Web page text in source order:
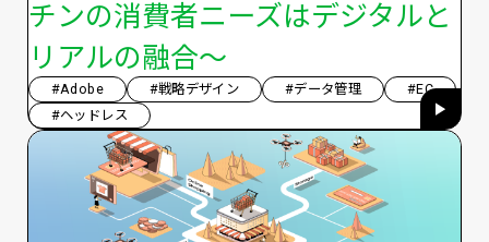
チンの消費者ニーズはデジタルと
リアルの融合〜
#Adobe #戦略デザイン #データ管理
#EC
#ヘッドレス